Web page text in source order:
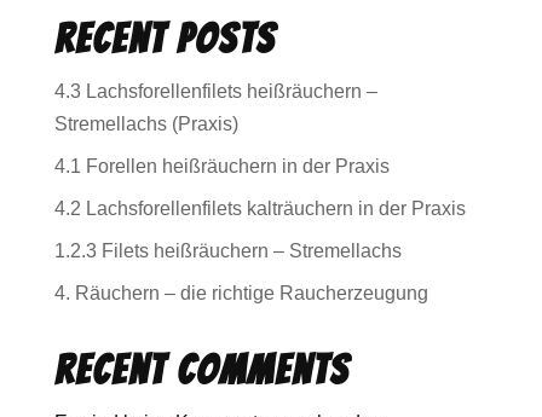
Recent Posts
4.3 Lachsforellenfilets heißräuchern –
Stremellachs (Praxis)
4.1 Forellen heißräuchern in der Praxis
4.2 Lachsforellenfilets kalträuchern in der Praxis
1.2.3 Filets heißräuchern – Stremellachs
4. Räuchern – die richtige Raucherzeugung
Recent Comments